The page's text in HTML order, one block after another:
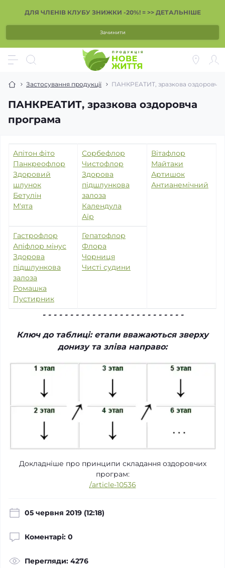
ДЛЯ ЧЛЕНІВ КЛУБУ ЗНИЖКИ -20%! = >> ДЕТАЛЬНІШЕ
Зачинити
Застосування продукції ПАНКРЕАТИТ, зразкова оздоровча
ПАНКРЕАТИТ, зразкова оздоровча
програма
Апітон фіто
Панкреофлор
Здоровий
шлунок
Бетулін
М'ята
Сорбефлор
Чистофлор
Здорова
підшлункова
залоза
Календула
Аїр
Вітафлор
Майтаки
Артишок
Антианемічний
Гастрофлор
Апіфлор мінус
Здорова
підшлункова
залоза
Ромашка
Пустирник
Гепатофлор
Флора
Чорниця
Чисті судини
- - - - - - - - - - - - - - - - - - - - - - - - - -
Ключ до таблиці: етапи вважаються зверху
донизу та зліва направо:
Докладніше про принципи складання оздоровчих
програм:
/article-10536
05 червня 2019 (12:18)
Коментарі: 0
Перегляди: 4276